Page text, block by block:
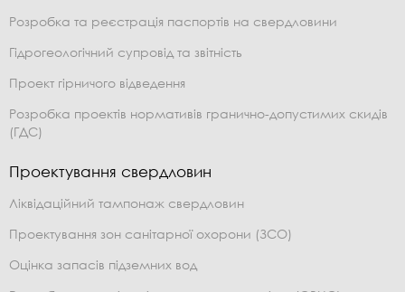
Розробка та реєстрація паспортів на свердловини
Гідрогеологічний супровід та звітність
Проект гірничого відведення
Розробка проектів нормативів гранично-допустимих скидів
(ГДС)
Проектування свердловин
Ліквідаційний тампонаж свердловин
Проектування зон санітарної охорони (ЗСО)
Оцінка запасів підземних вод